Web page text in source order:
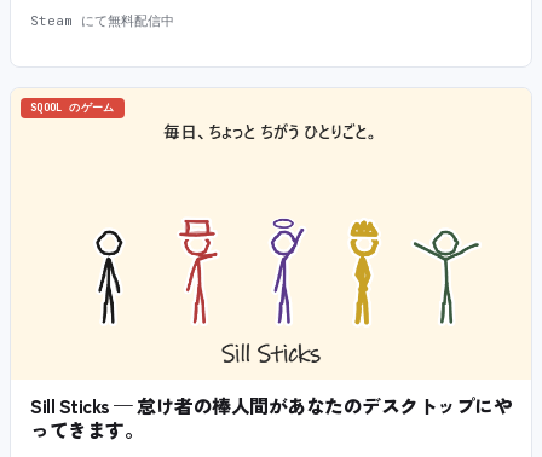
Steam にて無料配信中
SQOOL のゲーム
Sill Sticks — 怠け者の棒人間があなたのデスクトップにや
ってきます。